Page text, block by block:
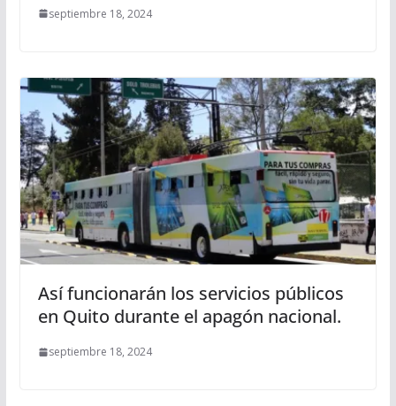
septiembre 18, 2024
Así funcionarán los servicios públicos
en Quito durante el apagón nacional.
septiembre 18, 2024